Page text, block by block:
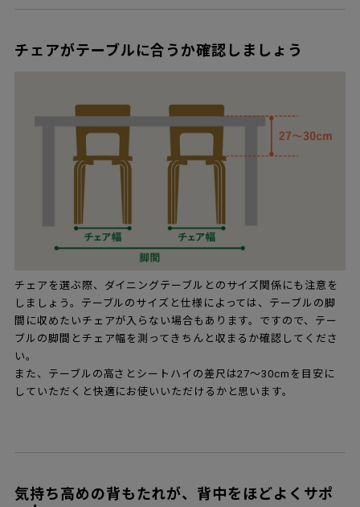
チェアがテーブルに合うか確認しましょう
チェアを選ぶ際、ダイニングテーブルとのサイズ関係にも注意を
しましょう。テーブルのサイズと仕様によっては、テーブルの脚
間に収めたいチェアが入らない場合もあります。ですので、テー
ブルの脚間とチェア幅を測ってきちんと収まるか確認してくださ
い。
また、テーブルの高さとシートハイの差尺は27～30cmを目安に
していただくと快適にお使いいただけるかと思います。
気持ち高めの背もたれが、背中をほどよくサポ